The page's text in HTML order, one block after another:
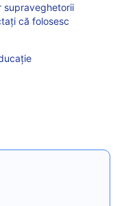
supraveghetorii
că folosesc